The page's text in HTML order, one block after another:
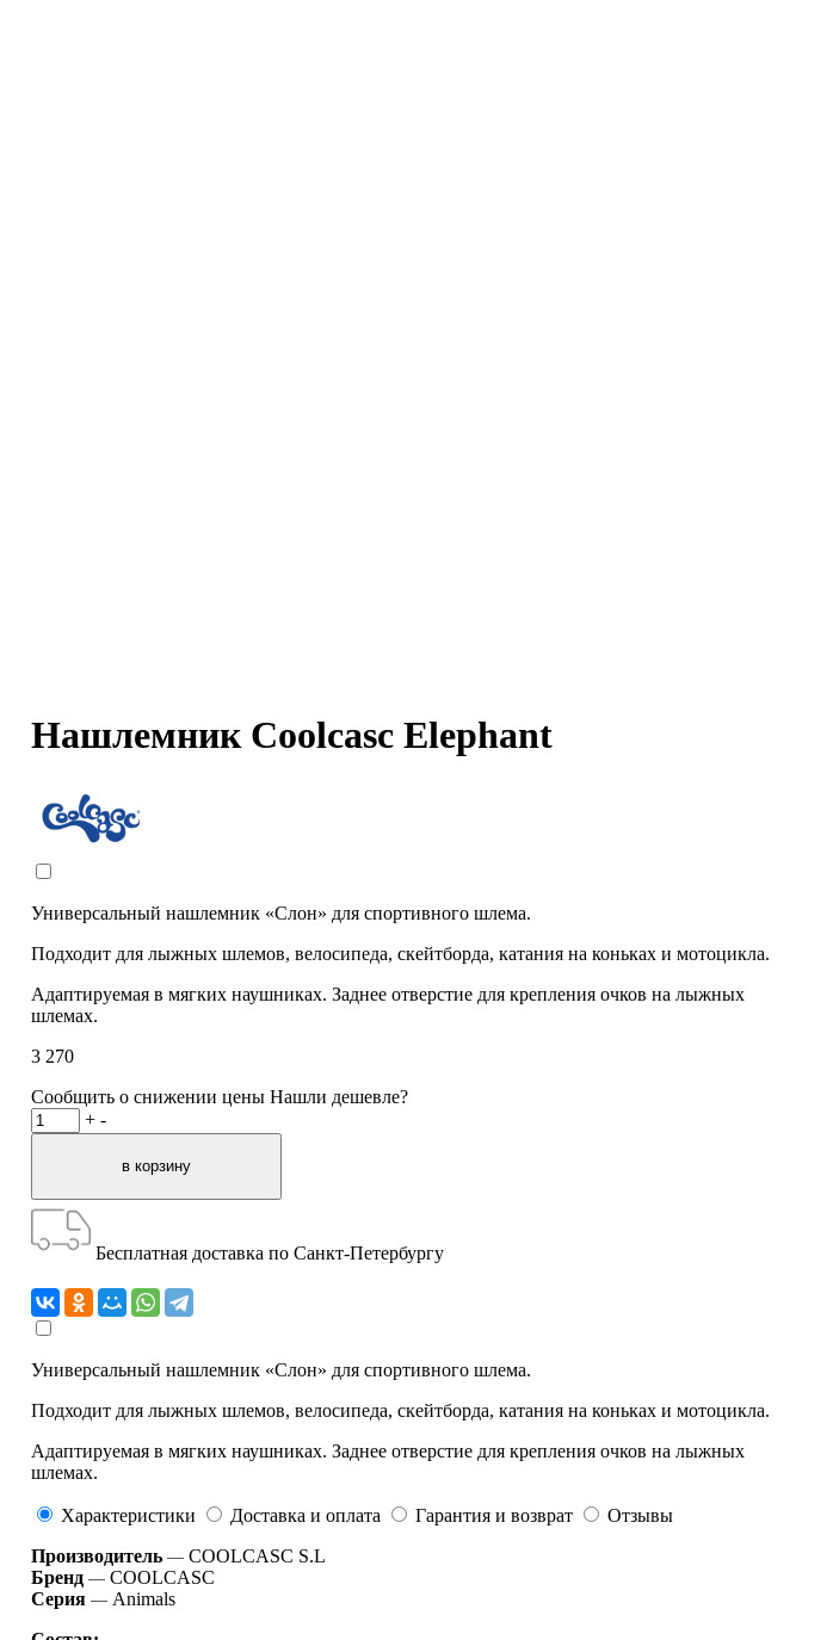
Нашлемник Coolcasc Elephant
Универсальный нашлемник «Слон» для спортивного шлема.
Подходит для лыжных шлемов, велосипеда, скейтборда, катания на коньках и мотоцикла.
Адаптируемая в мягких наушниках. Заднее отверстие для крепления очков на лыжных
шлемах.
3 270
Сообщить о снижении цены Нашли дешевле?
+ -
Бесплатная доставка по Санкт-Петербургу
Универсальный нашлемник «Слон» для спортивного шлема.
Подходит для лыжных шлемов, велосипеда, скейтборда, катания на коньках и мотоцикла.
Адаптируемая в мягких наушниках. Заднее отверстие для крепления очков на лыжных
шлемах.
Характеристики Доставка и оплата Гарантия и возврат
Отзывы
Производитель — COOLCASC S.L
Бренд — COOLCASC
Серия — Animals